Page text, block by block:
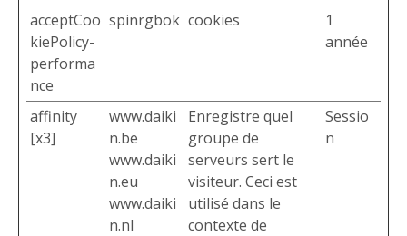
acceptCoo
kiePolicy-
performa
nce
spinrgbok cookies
1
année
affinity
[x3]
www.daiki
n.be
www.daiki
n.eu
www.daiki
n.nl
Enregistre quel
groupe de
serveurs sert le
visiteur. Ceci est
utilisé dans le
contexte de
Sessio
n